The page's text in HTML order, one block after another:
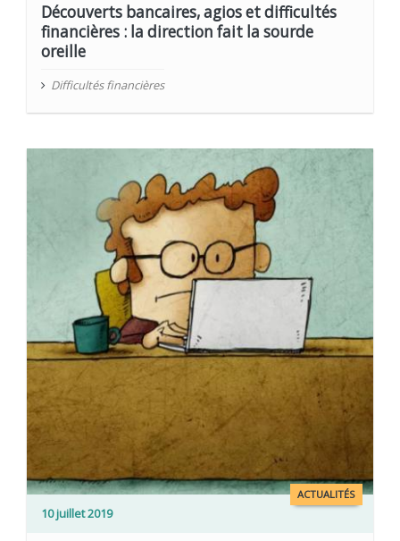
Découverts bancaires, agios et difficultés
financières : la direction fait la sourde
oreille
Difficultés financières
ACTUALITÉS
10 juillet 2019